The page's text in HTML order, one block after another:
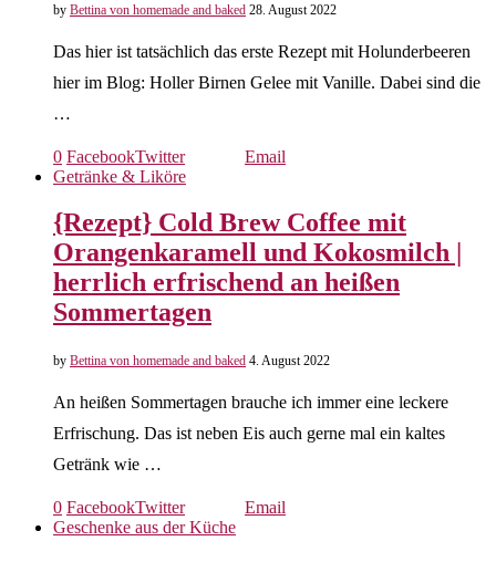
by Bettina von homemade and baked 28. August 2022
Das hier ist tatsächlich das erste Rezept mit Holunderbeeren
hier im Blog: Holler Birnen Gelee mit Vanille. Dabei sind die
…
0 FacebookTwitter
Email
Getränke & Liköre
{Rezept} Cold Brew Coffee mit
Orangenkaramell und Kokosmilch |
herrlich erfrischend an heißen
Sommertagen
by Bettina von homemade and baked 4. August 2022
An heißen Sommertagen brauche ich immer eine leckere
Erfrischung. Das ist neben Eis auch gerne mal ein kaltes
Getränk wie …
0 FacebookTwitter
Email
Geschenke aus der Küche